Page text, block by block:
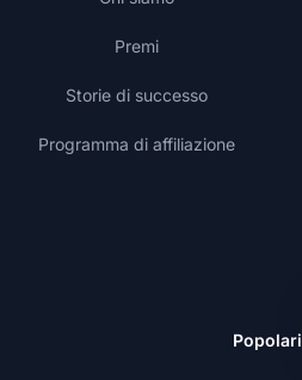
Premi
Storie di successo
Programma di affiliazione
Popolari